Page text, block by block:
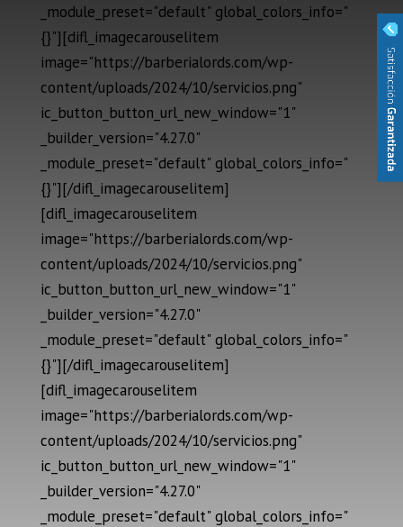
_module_preset="default" global_colors_info="
{}"][difl_imagecarouselitem
image="https://barberialords.com/wp-
content/uploads/2024/10/servicios.png"
ic_button_button_url_new_window="1"
_builder_version="4.27.0"
_module_preset="default" global_colors_info="
{}"][/difl_imagecarouselitem]
[difl_imagecarouselitem
image="https://barberialords.com/wp-
content/uploads/2024/10/servicios.png"
ic_button_button_url_new_window="1"
_builder_version="4.27.0"
_module_preset="default" global_colors_info="
{}"][/difl_imagecarouselitem]
[difl_imagecarouselitem
image="https://barberialords.com/wp-
content/uploads/2024/10/servicios.png"
ic_button_button_url_new_window="1"
_builder_version="4.27.0"
_module_preset="default" global_colors_info="